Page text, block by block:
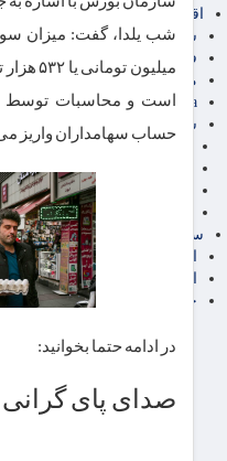
اقتصاد بین الملل
سیاسی
فارکس
مناطق آزاد تجاری
24intermedia
سایر اخبار اقتصادی
عمومی و سرگرمی
آگهی رسمی و مزایده
آکادمی آموزش اقتصادی
سایر رسانه ها
خرید انواع دیزل ژنراتور
میلیون
است و محاسبات توسط
حساب سهامداران واریز
در ادامه حتما بخوانید:
صدای پای گرانی‌